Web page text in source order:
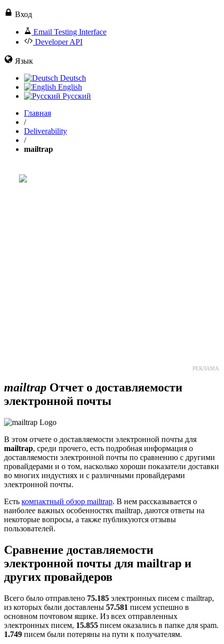
Вход
Email Testing Interface
Developer API
Язык
Deutsch
English
Русский
Главная
/
Deliverability
/
mailtrap
РЕКЛАМА
mailtrap Отчет о доставляемости
электронной почты
В этом отчете о доставляемости электронной почты для
mailtrap, среди прочего, есть подробная информация о
доставляемости электронной почты по сравнению с другими
провайдерами и о том, насколько хороши показатели доставки
во многих индустиях и с различными провайдерами
электронной почты.
Есть компактный обзор mailtrap. В нем рассказывается о
наиболее важных особенностях mailtrap, даются ответы на
некоторые вопросы, а также публикуются отзывы
пользователей.
Сравнение доставляемости
электронной почты для mailtrap и
других провайдеров
Всего было отправлено 75.185 электронных писем с mailtrap,
из которых были доставлены 57.581 писем успешно в
основном почтовом ящике. Из всех отправленных
электронных писем, 15.855 писем оказались в папке для spam.
1.749 писем были потеряны на пути к получателям.